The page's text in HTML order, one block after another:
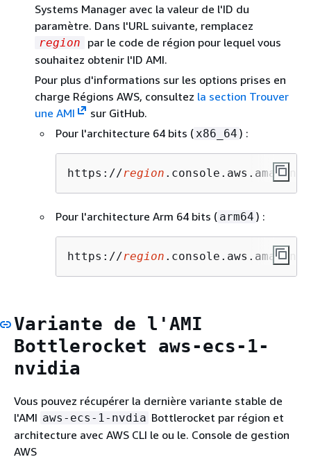
Systems Manager avec la valeur de l'ID du
paramètre. Dans l'URL suivante, remplacez
region
par le code de région pour lequel vous
souhaitez obtenir l'ID AMI.
Pour plus d'informations sur les options prises en
charge Régions AWS, consultez la section Trouver
une AMI
sur GitHub.
Pour l'architecture 64 bits ( x86_64 ) :
https://region
Pour l'architecture Arm 64 bits ( arm64 ) :
https://region
Variante de l'AMI
Bottlerocket aws-ecs-1-
nvidia
Vous pouvez récupérer la dernière variante stable de
l'AMI aws-ecs-1-nvdia Bottlerocket par région et
architecture avec AWS CLI le ou le. Console de gestion
AWS